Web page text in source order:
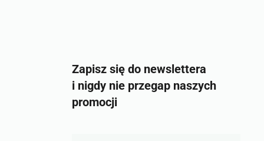
Zapisz się do newslettera
i nigdy nie przegap naszych
promocji